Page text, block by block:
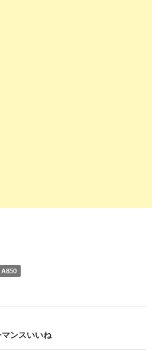
Α850
ンスいいね